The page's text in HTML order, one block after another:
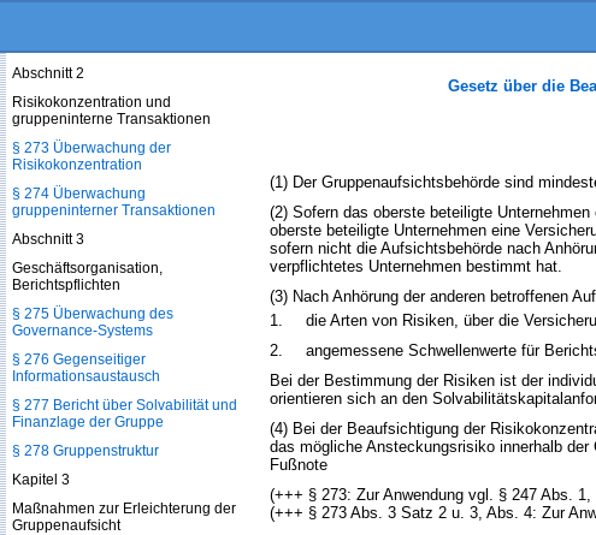
Gesetz über die
(1) Der Gruppenaufsichtsbehörde sind
(2) Sofern das oberste beteiligte
oberste beteiligte Unternehmen eine
sofern nicht die Aufsichtsbehörde nach
verpflichtetes Unternehmen bestimmt hat.
(3) Nach Anhörung der anderen betroffenen
1.
die Arten von Risiken, über die
2.
angemessene Schwellenwerte für
Bei der Bestimmung der Risiken ist der
orientieren sich an den
(4) Bei der Beaufsichtigung der
das mögliche Ansteckungsrisiko innerhalb
Fußnote
(+++ § 273: Zur Anwendung vgl. § 247 Abs.
(+++ § 273 Abs. 3 Satz 2 u. 3, Abs. 4: Zur
Abschnitt 2
Risikokonzentration und
gruppeninterne Transaktionen
§ 273 Überwachung der
Risikokonzentration
§ 274 Überwachung
gruppeninterner Transaktionen
Abschnitt 3
Geschäftsorganisation,
Berichtspflichten
§ 275 Überwachung des
Governance-Systems
§ 276 Gegenseitiger
Informationsaustausch
§ 277 Bericht über Solvabilität und
Finanzlage der Gruppe
§ 278 Gruppenstruktur
Kapitel 3
Maßnahmen zur Erleichterung der
Gruppenaufsicht